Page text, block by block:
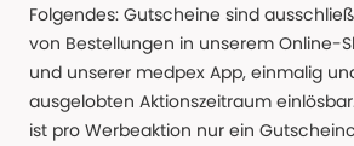
Folgendes: Gutscheine sind
von Bestellungen in unserem Online-
und unserer medpex App, einmalig
ausgelobten Aktionszeitraum
ist pro Werbeaktion nur ein